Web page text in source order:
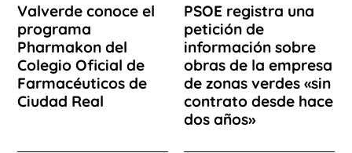
Valverde conoce el
programa
Pharmakon del
Colegio Oficial de
Farmacéuticos de
Ciudad Real
PSOE registra una
petición de
información sobre
obras de la empresa
de zonas verdes «sin
contrato desde hace
dos años»